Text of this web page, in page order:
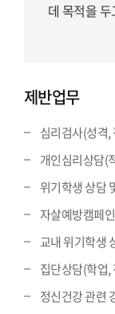
데 목적을
제반업무
심리검사(성격,
개인심리상담(
위기학생 상담
자살예방캠페
교내 위기학생
집단상담(학업,
정신건강 관련